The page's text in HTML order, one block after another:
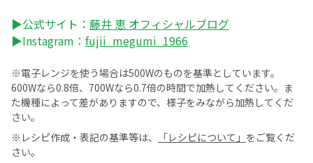
▶公式サイト： 藤井 恵 オフィシャルブログ
▶Instagram： fujii_megumi_1966
※電子レンジを使う場合は500Wのものを基準としています。
600Wなら0.8倍、700Wなら0.7倍の時間で加熱してください。ま
た機種によって差がありますので、様子をみながら加熱してくだ
さい。
※レシピ作成・表記の基準等は、
「レシピについて」 をご覧くだ
さい。